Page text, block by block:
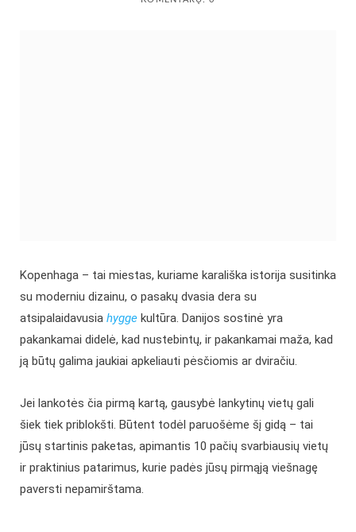
Kopenhaga – tai miestas, kuriame karališka istorija susitinka
su moderniu dizainu, o pasakų dvasia dera su
atsipalaidavusia hygge kultūra. Danijos sostinė yra
pakankamai didelė, kad nustebintų, ir pakankamai maža, kad
ją būtų galima jaukiai apkeliauti pėsčiomis ar dviračiu.
Jei lankotės čia pirmą kartą, gausybė lankytinų vietų gali
šiek tiek priblokšti. Būtent todėl paruošėme šį gidą – tai
jūsų startinis paketas, apimantis 10 pačių svarbiausių vietų
ir praktinius patarimus, kurie padės jūsų pirmąją viešnagę
paversti nepamirštama.